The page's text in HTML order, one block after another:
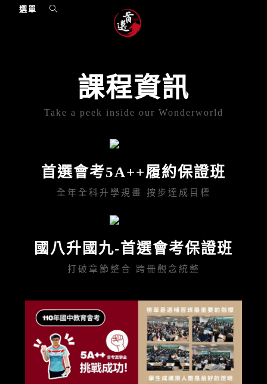
選單
課程資訊
Take a peek inside our Wonderworld
首選會考5A++履約保證班
全年全科升學規畫 按步達成目標
國八升國九-首選會考保證班
打破章節整合 跨冊觀念統整